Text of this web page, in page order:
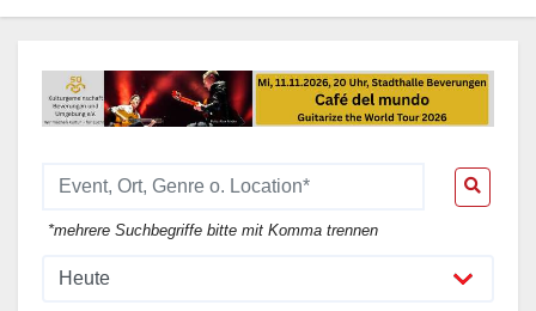
*mehrere Suchbegriffe bitte mit Komma trennen